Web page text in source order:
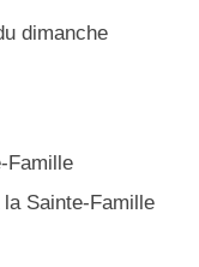
dimanche
Famille
Sainte-Famille